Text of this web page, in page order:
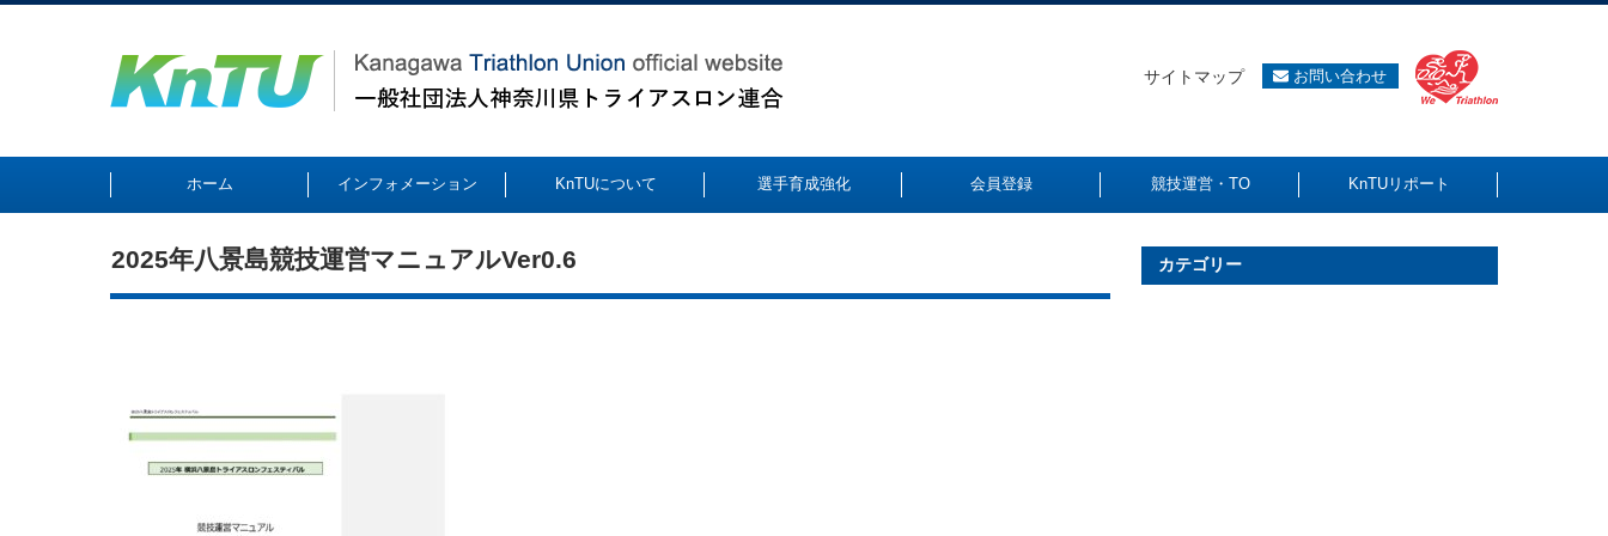
サイトマップ お問い合わせ
ホーム インフォメーション KnTUについて 選手育成強化 会員登録 競技運営・TO KnTUリポート
2025年八景島競技運営マニュアルVer0.6 カテゴリー